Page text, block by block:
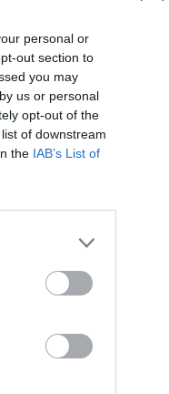
personal or
out section to
you may
us or personal
opt-out of the
of downstream
the IAB’s List of
A
e
que
de